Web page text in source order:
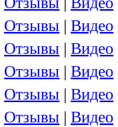
Отзывы | Видео
Отзывы | Видео
Отзывы | Видео
Отзывы | Видео
Отзывы | Видео